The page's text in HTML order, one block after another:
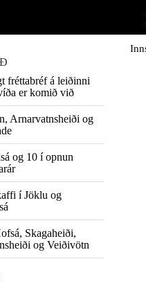
fréttabréf á leiðinni
er komið við
Arnarvatnsheiði og
og 10 í opnun
í Jöklu og
Skagaheiði,
og Veiðivötn